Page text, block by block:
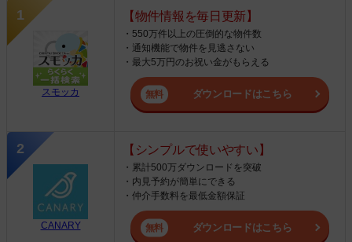
スモッカ
【物件情報を毎日更新】
・550万件以上の圧倒的な物件数
・通知機能で物件を見逃さない
・最大5万円のお祝い金がもらえる
ダウンロードはこちら
CANARY
【シンプルで使いやすい】
・累計500万ダウンロードを突破
・内見予約が簡単にできる
・仲介手数料を最低金額保証
ダウンロードはこちら